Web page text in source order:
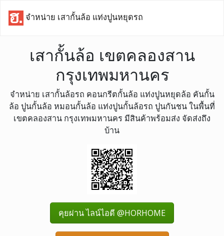
จำหน่าย เสากั้นล้อ แท่งปูนหยุดรถ
เสากั้นล้อ เขตคลองสาน
กรุงเทพมหานคร
จำหน่าย เสากั้นล้อรถ คอนกรีตกั้นล้อ แท่งปูนหยุดล้อ คันกั้น
ล้อ ปูนกั้นล้อ หมอนกั้นล้อ แท่งปูนกั้นล้อรถ ปูนกันชน ในพื้นที่
เขตคลองสาน กรุงเทพมหานคร มีสินค้าพร้อมส่ง จัดส่งถึง
บ้าน
คุยผ่าน ไลน์ไอดี @HORHOME